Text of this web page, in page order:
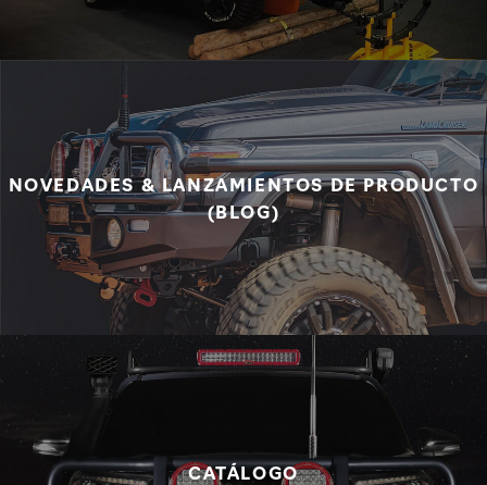
NOVEDADES & LANZAMIENTOS DE PRODUCTO
(BLOG)
CATÁLOGO